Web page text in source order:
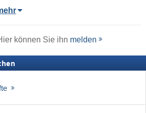
können Sie ihn melden